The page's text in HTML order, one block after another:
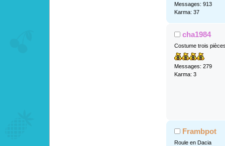
Messages: 913
Karma: 37
cha1984
Costume trois
Messages: 279
Karma: 3
Frambpot
Roule en Dacia